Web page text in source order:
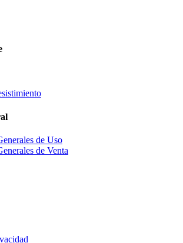
de Uso
de Venta